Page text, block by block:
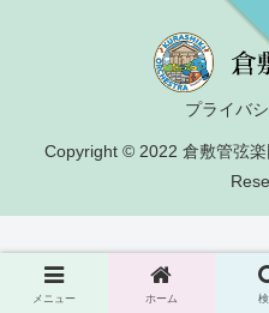
プライバ
Copyright © 2022 倉敷管弦
メニュー ホーム